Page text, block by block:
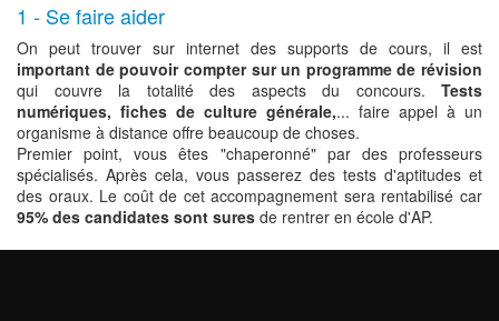
1 - Se faire aider
On peut trouver sur internet des supports de cours, il est
important de pouvoir compter sur un programme de révision
qui couvre la totalité des aspects du concours. Tests
numériques, fiches de culture générale,... faire appel à un
organisme à distance offre beaucoup de choses.
Premier point, vous êtes "chaperonné" par des professeurs
spécialisés. Après cela, vous passerez des tests d'aptitudes et
des oraux. Le coût de cet accompagnement sera rentabilisé car
95% des candidates sont sures de rentrer en école d'AP.